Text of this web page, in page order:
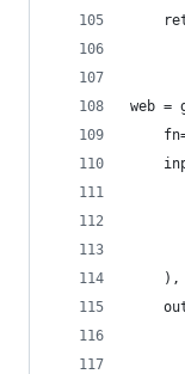
web =
    ),